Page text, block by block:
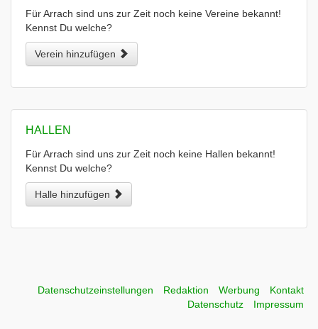
Für Arrach sind uns zur Zeit noch keine Vereine bekannt!
Kennst Du welche?
Verein hinzufügen
HALLEN
Für Arrach sind uns zur Zeit noch keine Hallen bekannt!
Kennst Du welche?
Halle hinzufügen
Datenschutzeinstellungen Redaktion Werbung
Kontakt
Datenschutz
Impressum